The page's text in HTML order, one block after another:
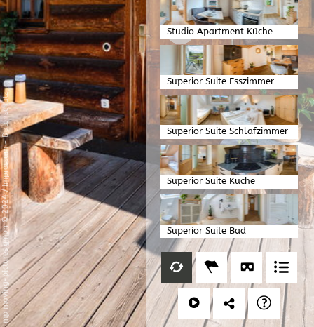
Studio Apartment Küche
Superior Suite Esszimmer
Superior Suite Schlafzimmer
Superior Suite Küche
Superior Suite Bad
mp moving-pictures gmbh © 2024
/
Impressum
-
Datenschutz